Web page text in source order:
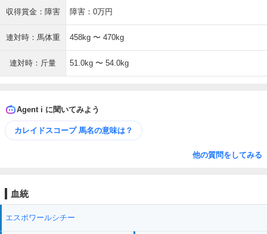
収得賞金：障害 障害：0万円
連対時：馬体重 458kg 〜 470kg
連対時：斤量 51.0kg 〜 54.0kg
Agent i に聞いてみよう
カレイドスコープ 馬名の意味は？
他の質問をしてみる
血統
エスポワールシチー